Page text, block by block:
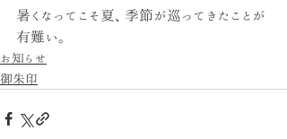
暑くなってこそ夏、季節が巡ってきたことが
有難い。
お知らせ
御朱印